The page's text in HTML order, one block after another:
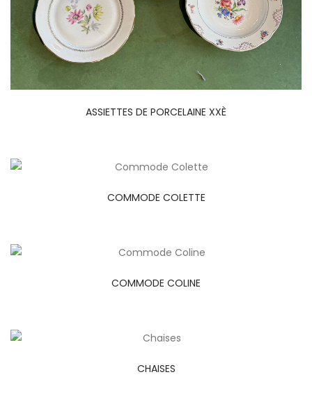
ASSIETTES DE PORCELAINE XXÈ
COMMODE COLETTE
COMMODE COLINE
CHAISES